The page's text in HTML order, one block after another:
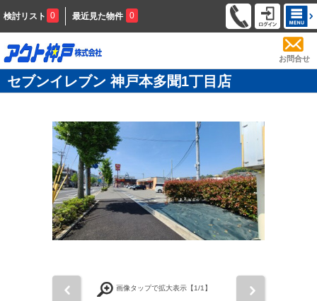
検討リスト 0 最近見た物件 0
お問合せ
セブンイレブン 神戸本多聞1丁目店
画像タップで拡大表示【1/1】